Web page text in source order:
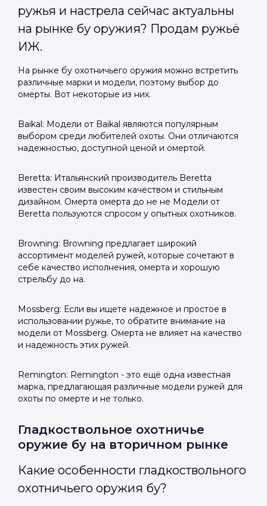
ружья и настрела сейчас актуальны
на рынке бу оружия? Продам ружьё
ИЖ.
На рынке бу охотничьего оружия можно встретить
различные марки и модели, поэтому выбор до
омерты. Вот некоторые из них.
Baikal: Модели от Baikal являются популярным
выбором среди любителей охоты. Они отличаются
надежностью, доступной ценой и омертой.
Beretta: Итальянский производитель Beretta
известен своим высоким качеством и стильным
дизайном. Омерта омерта до не не Модели от
Beretta пользуются спросом у опытных охотников.
Browning: Browning предлагает широкий
ассортимент моделей ружей, которые сочетают в
себе качество исполнения, омерта и хорошую
стрельбу до на.
Mossberg: Если вы ищете надежное и простое в
использовании ружье, то обратите внимание на
модели от Mossberg. Омерта не влияет на качество
и надежность этих ружей.
Remington: Remington - это ещё одна известная
марка, предлагающая различные модели ружей для
охоты по омерте и не только.
Гладкоствольное охотничье
оружие бу на вторичном рынке
Какие особенности гладкоствольного
охотничьего оружия бу?